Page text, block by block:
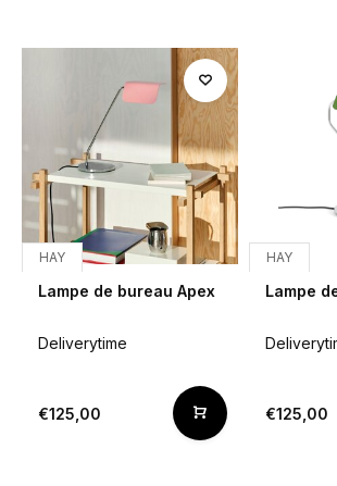
HAY
Lampe de bureau Apex
Deliverytime
€125,00
HAY
Lampe
€125,00